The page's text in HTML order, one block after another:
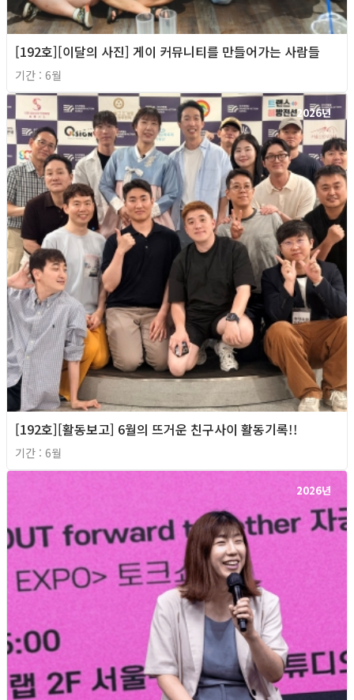
[192호][이달의 사진] 게이 커뮤니티를 만들어가는 사람들
기간 : 6월
2026년
[192호][활동보고] 6월의 뜨거운 친구사이 활동기록!!
기간 : 6월
2026년